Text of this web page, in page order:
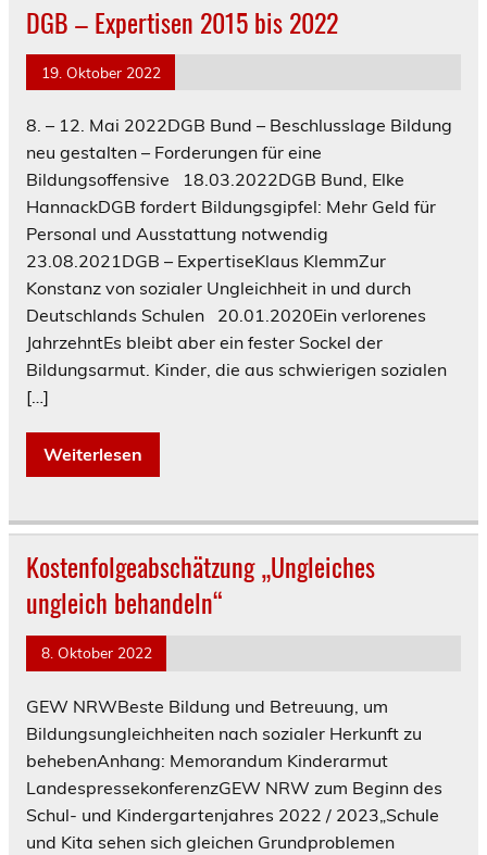
DGB – Expertisen 2015 bis 2022
19. Oktober 2022
8. – 12. Mai 2022DGB Bund – Beschlusslage Bildung
neu gestalten – Forderungen für eine
Bildungsoffensive 18.03.2022DGB Bund, Elke
HannackDGB fordert Bildungsgipfel: Mehr Geld für
Personal und Ausstattung notwendig
23.08.2021DGB – ExpertiseKlaus KlemmZur
Konstanz von sozialer Ungleichheit in und durch
Deutschlands Schulen 20.01.2020Ein verlorenes
JahrzehntEs bleibt aber ein fester Sockel der
Bildungsarmut. Kinder, die aus schwierigen sozialen
[…]
Weiterlesen
Kostenfolgeabschätzung „Ungleiches
ungleich behandeln“
8. Oktober 2022
GEW NRWBeste Bildung und Betreuung, um
Bildungsungleichheiten nach sozialer Herkunft zu
behebenAnhang: Memorandum Kinderarmut
LandespressekonferenzGEW NRW zum Beginn des
Schul- und Kindergartenjahres 2022 / 2023„Schule
und Kita sehen sich gleichen Grundproblemen